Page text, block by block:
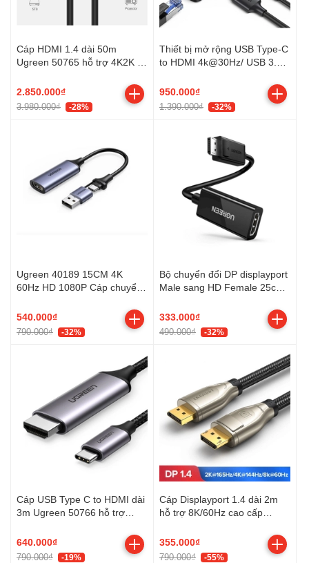
Cáp HDMI 1.4 dài 50m
Ugreen 50765 hỗ trợ 4K2K có
2.850.000₫
3.980.000₫ -28%
Thiết bị mở rộng USB Type-C
to HDMI 4k@30Hz/ USB 3.0/
Ugreen 10919
950.000₫
1.390.000₫ -32%
Ugreen 40189 15CM 4K
60Hz HD 1080P Cáp chuyển
dùng ghi hình
540.000₫
790.000₫ -32%
Bộ chuyển đổi DP displayport
Male sang HD Female 25cm
70694
333.000₫
490.000₫ -32%
Cáp USB Type C to HDMI dài
3m Ugreen 50766 hỗ trợ
640.000₫
790.000₫ -19%
Cáp Displayport 1.4 dài 2m
hỗ trợ 8K/60Hz cao cấp
355.000₫
790.000₫ -55%